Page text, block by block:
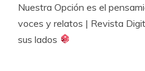
Nuestra Opción es el
voces y relatos | Revista
sus lados